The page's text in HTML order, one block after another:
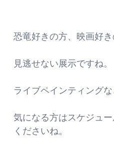
恐竜好きの方、映画好
見逃せない展示ですね。
ライブペインティング
気になる方はスケジュ
くださいね。